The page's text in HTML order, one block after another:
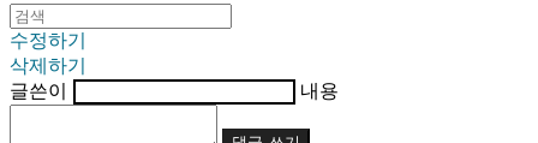
수정하기
삭제하기
글쓴이
내용